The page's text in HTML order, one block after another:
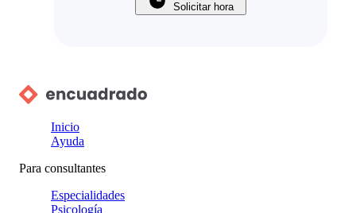
Solicitar hora
Inicio
Ayuda
Para consultantes
Especialidades
Psicología